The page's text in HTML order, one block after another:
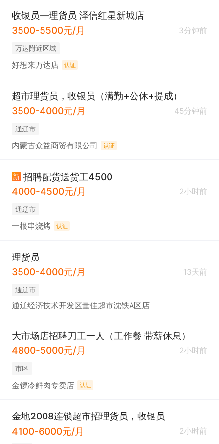
收银员—理货员 泽信红星新城店
3500-5500元/月
3分钟前
万达附近区域
好想来万达店 认证
超市理货员，收银员（满勤+公休+提成）
3500-4000元/月
45分钟前
通辽市
内蒙古众益商贸有限公司 认证
新 招聘配货送货工4500
4000-4500元/月
2小时前
通辽市
一根串烧烤 认证
理货员
3500-4000元/月
13天前
通辽市
通辽经济技术开发区量佳超市沈铁A区店
大市场店招聘刀工一人（工作餐 带薪休息）
4800-5000元/月
2小时前
市区
金锣冷鲜肉专卖店 认证
金地2008连锁超市招理货员，收银员
4100-6000元/月
2小时前